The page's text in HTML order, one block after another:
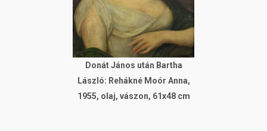
Donát János után Bartha
László: Rehákné Moór Anna,
1955, olaj, vászon, 61x48 cm